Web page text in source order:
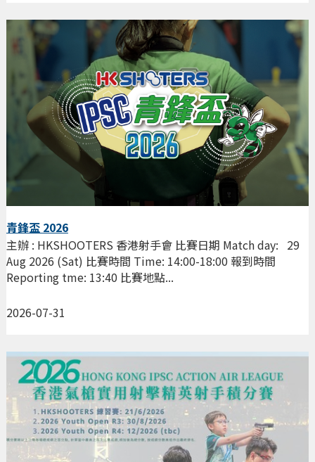
青鋒盃 2026
2026-07-31
主辦 : HKSHOOTERS 香港射手會 比賽日期 Match day: 29
Aug 2026 (Sat) 比賽時間 Time: 14:00-18:00 報到時間
Reporting tme: 13:40 比賽地點...